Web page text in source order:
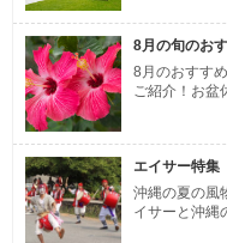
8月の旬のお
8月のおすす
ご紹介！お盆
エイサー特集
沖縄の夏の風
イサーと沖縄